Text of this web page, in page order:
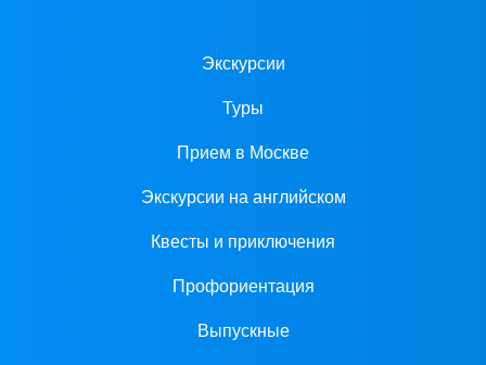
Экскурсии
Туры
Прием в Москве
Экскурсии на английском
Квесты и приключения
Профориентация
Выпускные